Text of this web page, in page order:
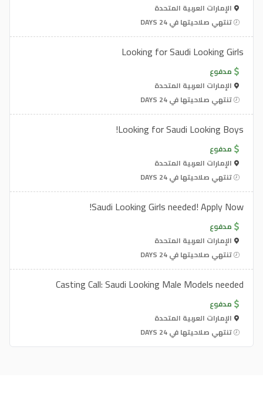
الإمارات العربية المتحدة
تنتهي صلاحيتها في 24 DAYS
Looking for Saudi Looking Girls
مدفوع
الإمارات العربية المتحدة
تنتهي صلاحيتها في 24 DAYS
Looking for Saudi Looking Boys!
مدفوع
الإمارات العربية المتحدة
تنتهي صلاحيتها في 24 DAYS
Saudi Looking Girls needed! Apply Now!
مدفوع
الإمارات العربية المتحدة
تنتهي صلاحيتها في 24 DAYS
Casting Call: Saudi Looking Male Models needed
مدفوع
الإمارات العربية المتحدة
تنتهي صلاحيتها في 24 DAYS